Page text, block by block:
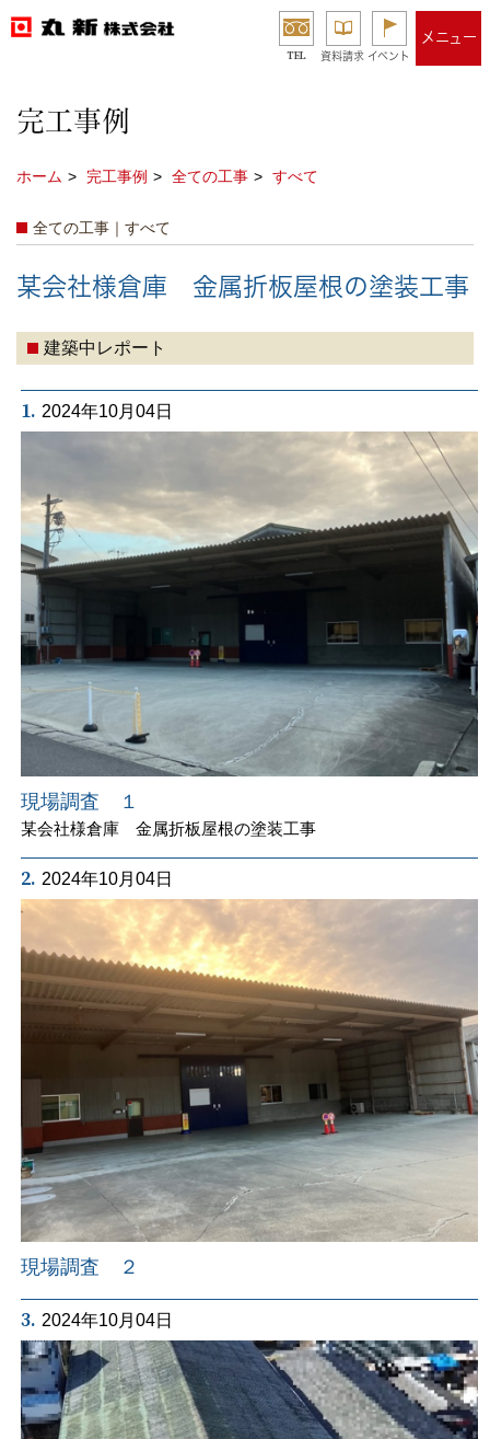
TEL 資料請求 イベント
メニュー
完工事例
ホーム 完工事例 全ての工事 すべて
全ての工事｜すべて
某会社様倉庫 金属折板屋根の塗装工事
建築中レポート
1. 2024年10月04日
現場調査 １
某会社様倉庫 金属折板屋根の塗装工事
2. 2024年10月04日
現場調査 ２
3. 2024年10月04日